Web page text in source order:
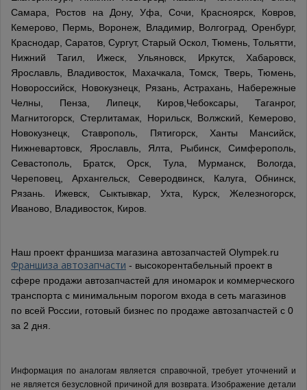
Самара, Ростов на Дону, Уфа, Сочи, Красноярск, Ковров,
Кемерово, Пермь, Воронеж, Владимир, Волгоград, Оренбург,
Краснодар, Саратов, Сургут, Старый Оскол, Тюмень, Тольятти,
Нижний Тагил, Ижеск, Ульяновск, Иркутск, Хабаровск,
Ярославль, Владивосток, Махачкала, Томск, Тверь, Тюмень,
Новороссийск, Новокузнецк, Рязань, Астрахань, Набережные
Челны, Пенза, Липецк, Киров,Чебоксары, Таганрог,
Магнитогорск, Стерлитамак, Норильск, Волжский, Кемерово,
Новокузнецк, Ставрополь, Пятигорск, Ханты Мансийск,
Нижневартовск, Ярославль, Ялта, Рыбинск, Симферополь,
Севастополь, Братск, Орск, Тула, Мурманск, Вологда,
Череповец, Архангельск, Северодвинск, Калуга, Обнинск,
Рязань. Ижевск, Сыктывкар, Ухта, Курск, Железногорск,
Иваново, Владивосток, Киров.
Наш проект франшиза магазина автозапчастей Olympek.ru
Франшиза автозапчасти - высокорентабельный проект в
сфере продажи автозапчастей для иномарок и коммерческого
транспорта с минимальным порогом входа в сеть магазинов
по всей России, готовый бизнес по продаже автозапчастей с 0
за 2 дня.
Информация по аналогам является справочной, требует уточнений и
не является безусловной причиной для возврата. Изображение детали